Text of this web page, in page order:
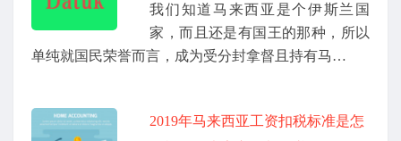
我们知道马来西亚是个伊斯兰国
家，而且还是有国王的那种，所以
单纯就国民荣誉而言，成为受分封拿督且持有马…
2019年马来西亚工资扣税标准是怎